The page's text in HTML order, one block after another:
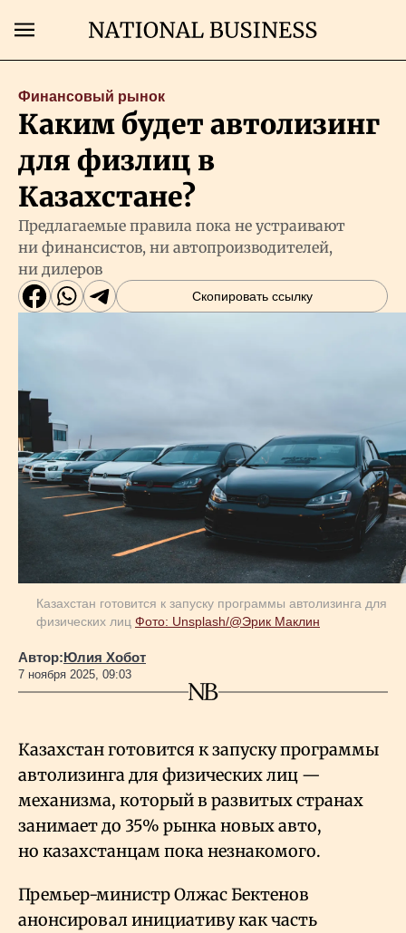
Главная
Экономика
Бизнес
Рынки
Власть
Геополитика
Исследования
Life & Arts
О нас
Финансовый рынок
Каким будет автолизинг
для физлиц в
Казахстане?
Предлагаемые правила пока не устраивают
ни финансистов, ни автопроизводителей,
ни дилеров
Скопировать ссылку
Казахстан готовится к запуску программы автолизинга для
физических лиц Фото: Unsplash/@Эрик Маклин
Автор:Юлия Хобот
7 ноября 2025, 09:03
Казахстан готовится к запуску программы
автолизинга для физических лиц —
механизма, который в развитых странах
занимает до 35% рынка новых авто,
но казахстанцам пока незнакомого.
Премьер-министр Олжас Бектенов
анонсировал инициативу как часть